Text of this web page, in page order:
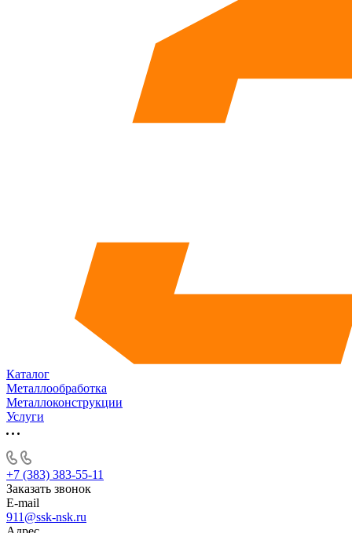
Каталог
Металлообработка
Металлоконструкции
Услуги
+7 (383) 383-55-11
Заказать звонок
E-mail
911@ssk-nsk.ru